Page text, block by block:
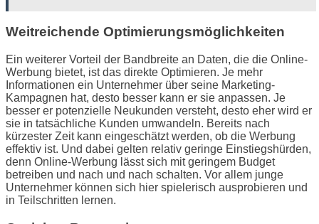
Weitreichende Optimierungsmöglichkeiten
Ein weiterer Vorteil der Bandbreite an Daten, die die Online-
Werbung bietet, ist das direkte Optimieren. Je mehr
Informationen ein Unternehmer über seine Marketing-
Kampagnen hat, desto besser kann er sie anpassen. Je
besser er potenzielle Neukunden versteht, desto eher wird er
sie in tatsächliche Kunden umwandeln. Bereits nach
kürzester Zeit kann eingeschätzt werden, ob die Werbung
effektiv ist. Und dabei gelten relativ geringe Einstiegshürden,
denn Online-Werbung lässt sich mit geringem Budget
betreiben und nach und nach schalten. Vor allem junge
Unternehmer können sich hier spielerisch ausprobieren und
in Teilschritten lernen.